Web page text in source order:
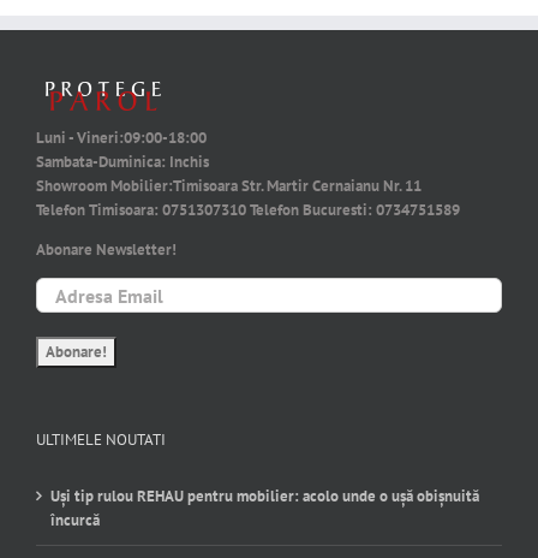
Luni - Vineri:09:00-18:00
Sambata-Duminica: Inchis
Showroom Mobilier:Timisoara Str. Martir Cernaianu Nr. 11
Telefon Timisoara: 0751307310Telefon Bucuresti: 0734751589
Abonare Newsletter!
ULTIMELE NOUTATI
Uși tip rulou REHAU pentru mobilier: acolo unde o ușă obișnuită
încurcă